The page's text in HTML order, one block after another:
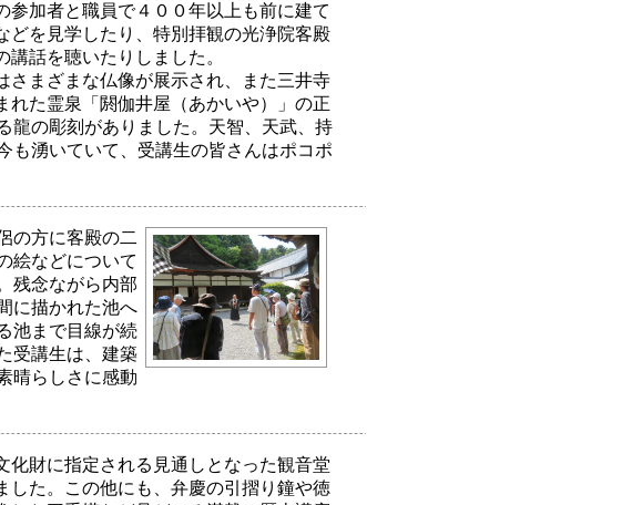
参加者と職員で４００年以上も前に建て
どを見学したり、特別拝観の光浄院客殿
講話を聴いたりしました。
さまざまな仏像が展示され、また三井寺
れた霊泉「閼伽井屋（あかいや）」の正
龍の彫刻がありました。天智、天武、持
も湧いていて、受講生の皆さんはポコポ
の方に客殿の二
絵などについて
残念ながら内部
に描かれた池へ
池まで目線が続
受講生は、建築
晴らしさに感動
化財に指定される見通しとなった観音堂
した。この他にも、弁慶の引摺り鐘や徳